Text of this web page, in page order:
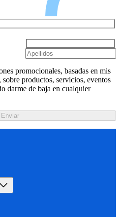
promocionales, basadas en mis
productos, servicios, eventos
darme de baja en cualquier
Enviar